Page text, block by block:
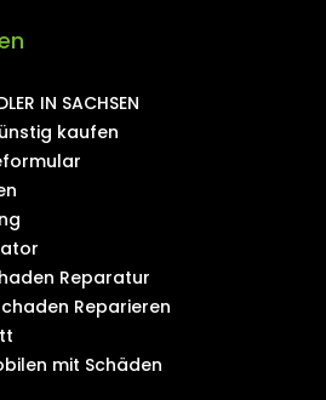
IN SACHSEN
kaufen
Reparatur
Reparieren
mit Schäden